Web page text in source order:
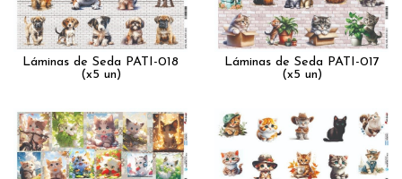
Láminas de Seda PATI-018
(x5 un)
Láminas de Seda PATI-017
(x5 un)